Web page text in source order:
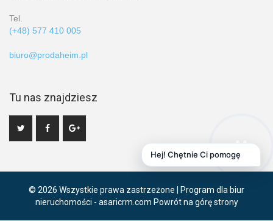
Tel.
(+48) 577 410 005
biuro@prodaheim.pl
Tu nas znajdziesz
© 2026 Wszystkie prawa zastrzeżone | Program dla biur
nieruchomości - asaricrm.com Powrót na górę strony
Hej! Chętnie Ci pomogę